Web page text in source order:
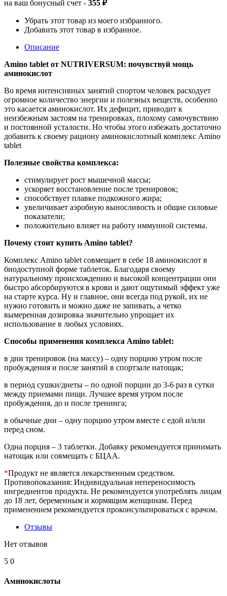
на ваш бонусный счет - 355 ₽
Убрать этот товар из моего избранного.
Добавить этот товар в избранное.
Описание
Amino tablet от NUTRIVERSUM: почувствуй мощь
аминокислот
Во время интенсивных занятий спортом человек расходует
огромное количество энергии и полезных веществ, особенно
это касается аминокислот. Их дефицит, приводит к
неизбежным застоям на тренировках, плохому самочувствию
и постоянной усталости. Но чтобы этого избежать достаточно
добавить к своему рациону аминокислотный комплекс Amino
tablet
Полезные свойства комплекса:
стимулирует рост мышечной массы;
ускоряет восстановление после тренировок;
способствует плавке подкожного жира;
увеличивает аэробную выносливость и общие силовые
показатели;
положительно влияет на работу иммунной системы.
Почему стоит купить Amino tablet?
Комплекс Amino tablet совмещает в себе 18 аминокислот в
биодоступной форме таблеток. Благодаря своему
натуральному происхождению и высокой концентрации они
быстро абсорбируются в крови и дают ощутимый эффект уже
на старте курса. Ну и главное, они всегда под рукой, их не
нужно готовить и можно даже не запивать, а четко
вымеренная дозировка значительно упрощает их
использование в любых условиях.
Способы применения комплекса Amino tablet:
в дни тренировок (на массу) – одну порцию утром после
пробуждения и после занятий в спортзале натощак;
в период сушки/диеты – по одной порции до 3-6 раз в сутки
между приемами пищи. Лучшее время утром после
пробуждения, до и после тренинга;
в обычные дни – одну порцию утром вместе с едой и/или
перед сном.
Одна порция – 3 таблетки. Добавку рекомендуется принимать
натощак или совмещать с БЦАА.
*Продукт не является лекарственным средством.
Противопоказания: Индивидуальная непереносимость
ингредиентов продукта. Не рекомендуется употреблять лицам
до 18 лет, беременным и кормящим женщинам. Перед
применением рекомендуется проконсультироваться с врачом.
Отзывы
Нет отзывов
5 0
Аминокислоты